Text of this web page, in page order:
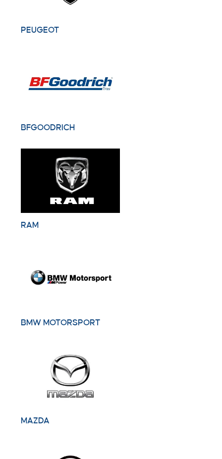
PEUGEOT
BFGOODRICH
RAM
BMW MOTORSPORT
MAZDA